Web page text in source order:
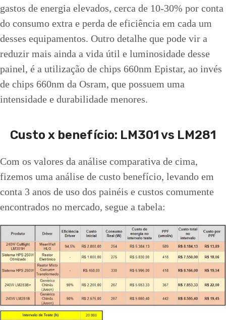
gastos de energia elevados, cerca de 10-30% por conta
do consumo extra e perda de eficiência em cada um
desses equipamentos. Outro detalhe que pode vir a
reduzir mais ainda a vida útil e luminosidade desse
painel, é a utilização de chips 660nm Epistar, ao invés
de chips 660nm da Osram, que possuem uma
intensidade e durabilidade menores.
Custo x benefício: LM301 vs LM281
Com os valores da análise comparativa de cima,
fizemos uma análise de custo benefício, levando em
conta 3 anos de uso dos painéis e custos comumente
encontrados no mercado, segue a tabela: